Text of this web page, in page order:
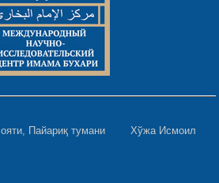
Пайариқ тумани Хўжа Исмоил